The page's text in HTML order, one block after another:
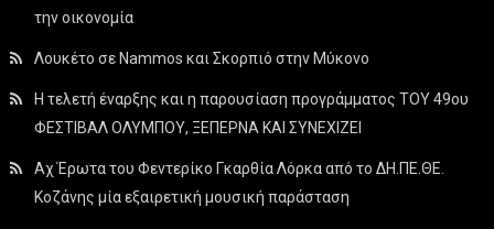
την οικονομία
Λουκέτο σε Nammos και Σκορπιό στην Μύκονο
Η τελετή έναρξης και η παρουσίαση προγράμματος ΤΟΥ 49ου
ΦΕΣΤΙΒΑΛ ΟΛΥΜΠΟΥ, ΞΕΠΕΡΝΑ ΚΑΙ ΣΥΝΕΧΙΖΕΙ
Αχ Έρωτα του Φεντερίκο Γκαρθία Λόρκα από το ΔΗ.ΠΕ.ΘΕ.
Κοζάνης μία εξαιρετική μουσική παράσταση